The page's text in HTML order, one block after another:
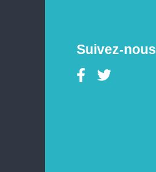
Suivez-nous